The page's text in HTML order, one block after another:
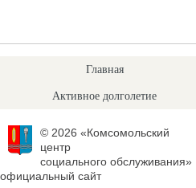
Главная
Активное долголетие
© 2026 «Комсомольский
центр
социального обслуживания»
официальный сайт